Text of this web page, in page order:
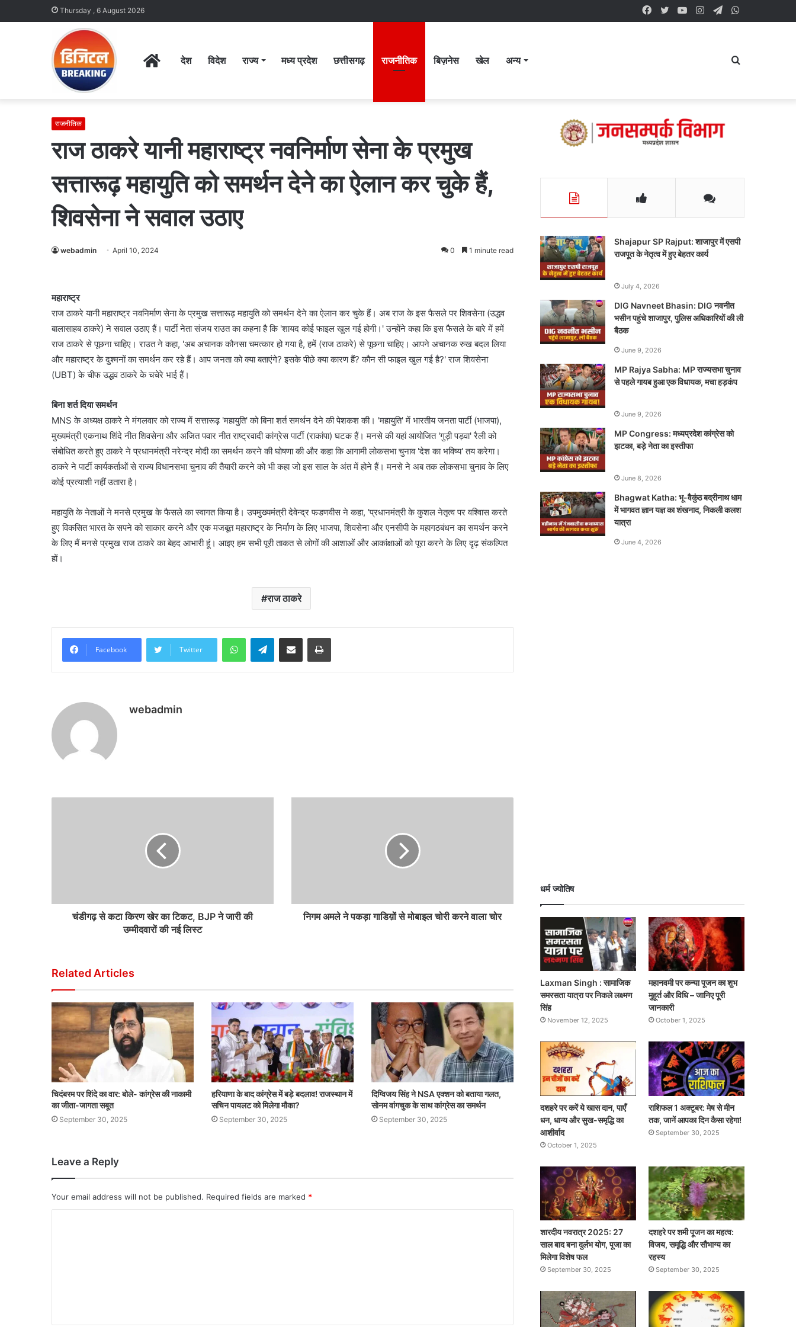
Thursday , 6 August 2026 Telegram
Instagram
YouTube
Twitter
Facebook
Homeदेश विदेश राज्य मध्य प्रदेश छत्तीसगढ़ राजनीतिक बिज़नेस खेल अन्य Search
राजनीतिक
राज ठाकरे यानी महाराष्ट्र नवनिर्माण सेना के प्रमुख
सत्तारूढ़ महायुति को समर्थन देने का ऐलान कर चुके हैं,
शिवसेना ने सवाल उठाए
webadmin April 10, 2024 0 1 minute read
महाराष्ट्र
राज ठाकरे यानी महाराष्ट्र नवनिर्माण सेना के प्रमुख सत्तारूढ़ महायुति को समर्थन देने का ऐलान कर चुके हैं। अब राज के इस फैसले पर शिवसेना (उद्धव
बालासाहब ठाकरे) ने सवाल उठाए हैं। पार्टी नेता संजय राउत का कहना है कि 'शायद कोई फाइल खुल गई होगी।' उन्होंने कहा कि इस फैसले के बारे में हमें
राज ठाकरे से पूछना चाहिए। राउत ने कहा, 'अब अचानक कौनसा चमत्कार हो गया है, हमें (राज ठाकरे) से पूछना चाहिए। आपने अचानक रुख बदल लिया
और महाराष्ट्र के दुश्मनों का समर्थन कर रहे हैं। आप जनता को क्या बताएंगे? इसके पीछे क्या कारण हैं? कौन सी फाइल खुल गई है?' राज शिवसेना
(UBT) के चीफ उद्धव ठाकरे के चचेरे भाई हैं।
बिना शर्त दिया समर्थन
MNS के अध्यक्ष ठाकरे ने मंगलवार को राज्य में सत्तारूढ़ 'महायुति' को बिना शर्त समर्थन देने की पेशकश की। 'महायुति' में भारतीय जनता पार्टी (भाजपा),
मुख्यमंत्री एकनाथ शिंदे नीत शिवसेना और अजित पवार नीत राष्ट्रवादी कांग्रेस पार्टी (राकांपा) घटक हैं। मनसे की यहां आयोजित 'गुड़ी पड़वा' रैली को
संबोधित करते हुए ठाकरे ने प्रधानमंत्री नरेन्द्र मोदी का समर्थन करने की घोषणा की और कहा कि आगामी लोकसभा चुनाव 'देश का भविष्य' तय करेगा।
ठाकरे ने पार्टी कार्यकर्ताओं से राज्य विधानसभा चुनाव की तैयारी करने को भी कहा जो इस साल के अंत में होने हैं। मनसे ने अब तक लोकसभा चुनाव के लिए
कोई प्रत्याशी नहीं उतारा है।
महायुति के नेताओं ने मनसे प्रमुख के फैसले का स्वागत किया है। उपमुख्यमंत्री देवेन्द्र फडणवीस ने कहा, 'प्रधानमंत्री के कुशल नेतृत्व पर वश्विास करते
हुए विकसित भारत के सपने को साकार करने और एक मजबूत महाराष्ट्र के निर्माण के लिए भाजपा, शिवसेना और एनसीपी के महागठबंधन का समर्थन करने
के लिए मैं मनसे प्रमुख राज ठाकरे का बेहद आभारी हूं। आइए हम सभी पूरी ताकत से लोगों की आशाओं और आकांक्षाओं को पूरा करने के लिए दृढ़ संकल्पित
हों।
राज ठाकरे
Facebook Twitter
WhatsAppTelegramShare via Email Print
webadmin
चंडीगढ़ से कटा किरण खेर का टिकट, BJP ने जारी की
उम्मीदवारों की नई लिस्ट
निगम अमले ने पकड़ा गाडिय़ों से मोबाइल चोरी करने वाला चोर
Related Articles
चिदंबरम पर शिंदे का वार: बोले- कांग्रेस की नाकामी
का जीता-जागता सबूत
September 30, 2025
हरियाणा के बाद कांग्रेस में बड़े बदलाव! राजस्थान में
सचिन पायलट को मिलेगा मौका?
September 30, 2025
दिग्विजय सिंह ने NSA एक्शन को बताया गलत,
सोनम वांगचुक के साथ कांग्रेस का समर्थन
September 30, 2025
Leave a Reply
Your email address will not be published. Required fields are marked *
Shajapur SP Rajput: शाजापुर में एसपी
राजपूत के नेतृत्व में हुए बेहतर कार्य
July 4, 2026
DIG Navneet Bhasin: DIG नवनीत
भसीन पहुंचे शाजापुर, पुलिस अधिकारियों की ली
बैठक
June 9, 2026
MP Rajya Sabha: MP राज्यसभा चुनाव
से पहले गायब हुआ एक विधायक, मचा हड़कंप
June 9, 2026
MP Congress: मध्यप्रदेश कांग्रेस को
झटका, बड़े नेता का इस्तीफा
June 8, 2026
Bhagwat Katha: भू-वैकुंठ बद्रीनाथ धाम
में भागवत ज्ञान यज्ञ का शंखनाद, निकली कलश
यात्रा
June 4, 2026
धर्म ज्योतिष
Laxman Singh : सामाजिक
समरसता यात्रा पर निकले लक्ष्मण
सिंह
November 12, 2025
महानवमी पर कन्या पूजन का शुभ
मुहूर्त और विधि – जानिए पूरी
जानकारी
October 1, 2025
दशहरे पर करें ये खास दान, पाएँ
धन, धान्य और सुख-समृद्धि का
आशीर्वाद
October 1, 2025
राशिफल 1 अक्टूबर: मेष से मीन
तक, जानें आपका दिन कैसा रहेगा!
September 30, 2025
शारदीय नवरात्र 2025: 27
साल बाद बना दुर्लभ योग, पूजा का
मिलेगा विशेष फल
September 30, 2025
दशहरे पर शमी पूजन का महत्व:
विजय, समृद्धि और सौभाग्य का
रहस्य
September 30, 2025